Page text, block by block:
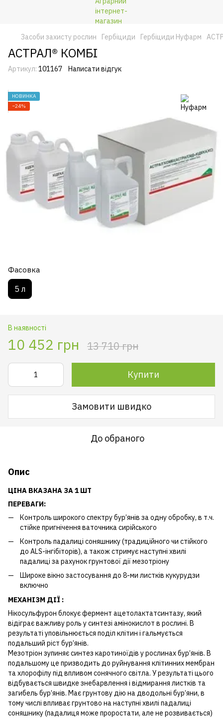
Засоби захисту рослин Гербіциди Гербіциди Нуфарм
АСТРАЛ® КОМБІ
Артикул: 101167 Написати відгук
НОВИНКА
−24%
Фасовка
5 л
В наявності
10 452 грн 13 710 грн
Купити
Замовити швидко
До обраного
Опис
ЦІНА ВКАЗАНА ЗА 1 ШТ
ПЕРЕВАГИ:
Контроль широкого спектру бур’янів за одну обробку, в т.ч.
стійке пригнічення ваточника сирійського
Контроль падалиці соняшнику (традиційного чи стійкого
до ALS-інгібіторів), а також стримує наступні хвилі
падалиці за рахунок грунтової дії мезотріону
Широке вікно застосування до 8-ми листків кукурудзи
включно
МЕХАНІЗМ ДІЇ :
Нікосульфурон блокує фермент ацетолактатсинтазу, який
відіграє важливу роль у синтезі амінокислот в рослині. В
результаті уповільнюється поділ клітин і гальмується
подальший ріст бур’янів.
Мезотріон зупиняє синтез каротиноїдів у рослинах бур’янів. В
подальшому це призводить до руйнування клітинних мембран
та хлорофілу під впливом сонячного світла. У результаті цього
відбувається швидке знебарвлення і відмирання листків та
загибель бур’янів. Має грунтову дію на дводольні бур’яни, в
тому числі впливає грунтово на наступні хвилі падалиці
соняшнику (падалиця може проростати, але не розвивається)